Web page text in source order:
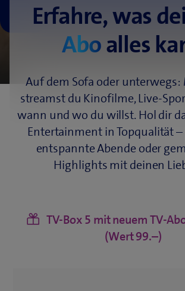
Erfahre, was
Aboalles
Auf dem Sofa oder unterwegs:
streamst du Kinofilme, Live-
wann und wo du willst. Hol dir
Entertainment in Topqualität
entspannte Abende oder
Highlights mit deinen
TV‑Box 5 mit neuem
(Wert 99.–)